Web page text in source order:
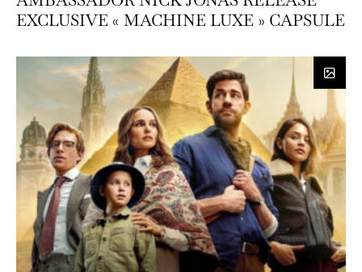
EXCLUSIVE « MACHINE LUXE » CAPSULE